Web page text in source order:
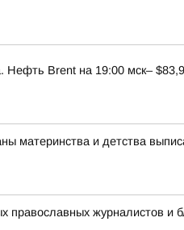
Нефть Brent на 19:00 мск–
материнства и детства
журналистов и